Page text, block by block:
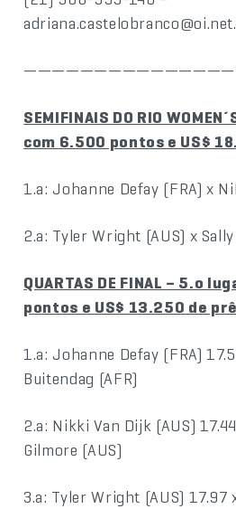
SEMIFINAIS DO RIO
com 6.500 pontos e US$
1.a: Johanne Defay (FRA) x
2.a: Tyler Wright (AUS) x
QUARTAS DE FINAL – 5.o
pontos e US$ 13.250 de
1.a: Johanne Defay (FRA)
Buitendag (AFR)
2.a: Nikki Van Dijk (AUS)
Gilmore (AUS)
3.a: Tyler Wright (AUS) 17.97